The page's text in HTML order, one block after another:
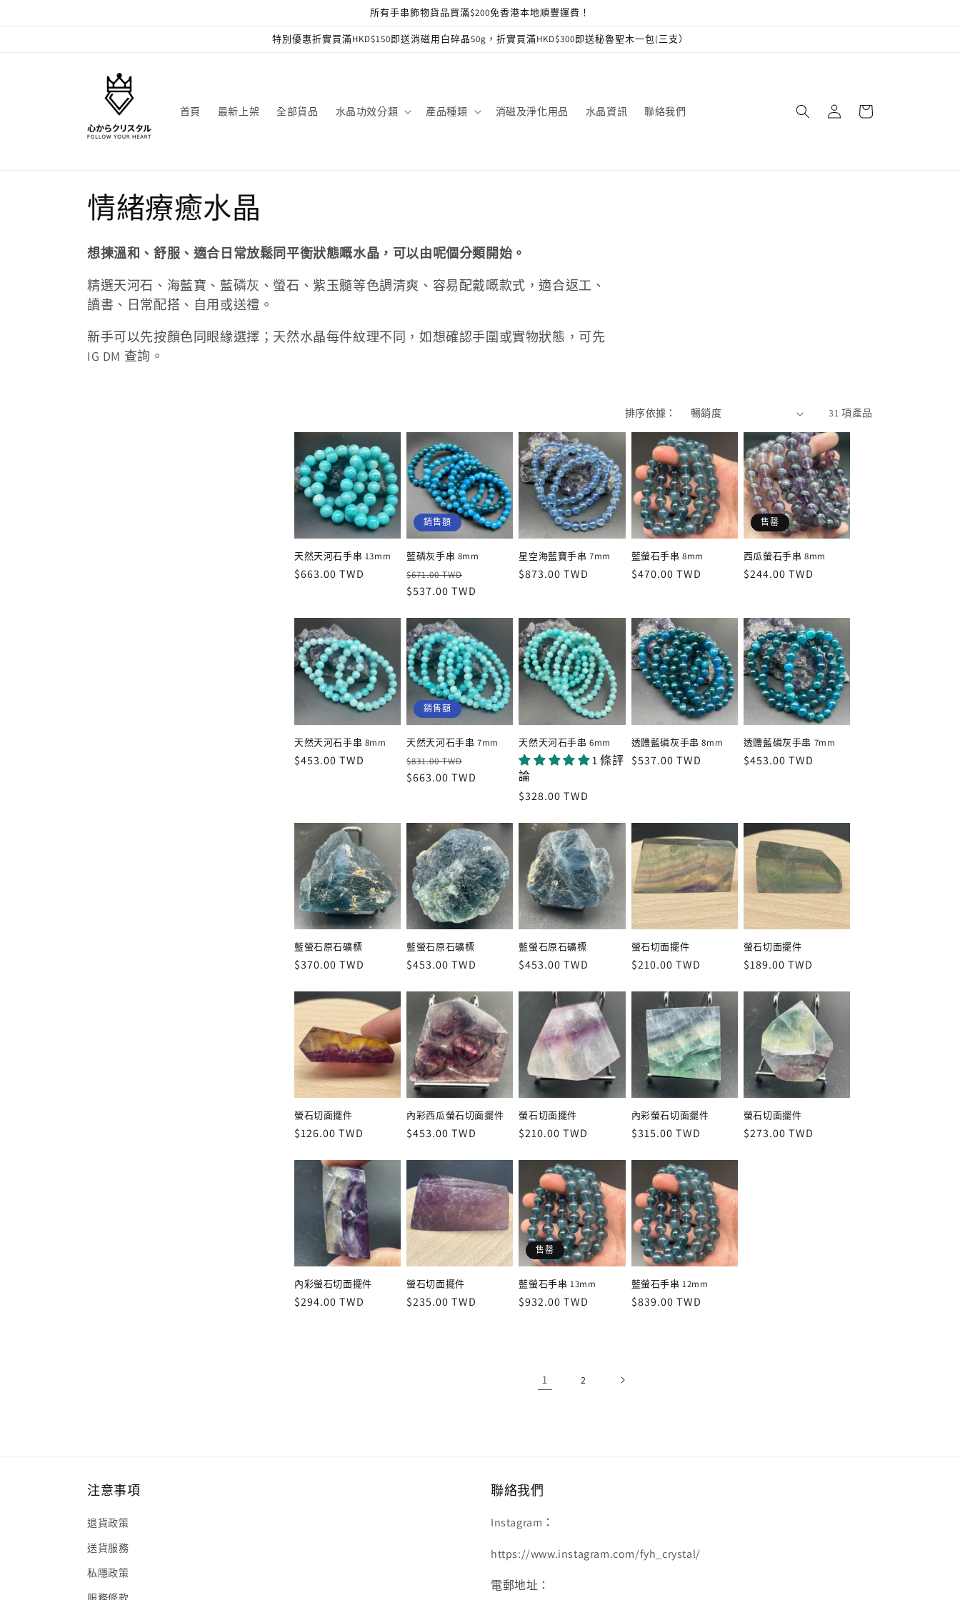
所有手串飾物貨品買滿$200免香港本地順豐運費！
特別優惠折實買滿HKD$150即送消磁用白碎晶50g，折實買滿HKD$300即送秘魯聖木一包(三支）
首頁 最新上架 全部貨品 水晶功效分類 產品種類 消磁及淨化用品 水晶資訊 聯絡我們
登
入
物
商
品
系
列
:
情緒療癒水晶
想揀溫和、舒服、適合日常放鬆同平衡狀態嘅水晶，可以由呢個分類開始。
精選天河石、海藍寶、藍磷灰、螢石、紫玉髓等色調清爽、容易配戴嘅款式，適合返工、
讀書、日常配搭、自用或送禮。
新手可以先按顏色同眼緣選擇；天然水晶每件紋理不同，如想確認手圍或實物狀態，可先
IG DM 查詢。
排序依據： 31 項產品
天然天河石手串 13mm
定
$663.00 TWD
銷售額
藍磷灰手串 8mm
定
價
$671.00 TWD
價
$537.00 TWD
星空海藍寶手串 7mm
定
$873.00 TWD
藍螢石手串 8mm
定
$470.00 TWD
售罄
西瓜螢石手串 8mm
定
$244.00 TWD
天然天河石手串 8mm
定
$453.00 TWD
銷售額
天然天河石手串 7mm
定
價
$831.00 TWD
價
$663.00 TWD
天然天河石手串 6mm
1 條評
論
定
$328.00 TWD
透體藍磷灰手串 8mm
定
$537.00 TWD
透體藍磷灰手串 7mm
定
$453.00 TWD
藍螢石原石礦標
定
$370.00 TWD
藍螢石原石礦標
定
$453.00 TWD
藍螢石原石礦標
定
$453.00 TWD
螢石切面擺件
定
$210.00 TWD
螢石切面擺件
定
$189.00 TWD
螢石切面擺件
定
$126.00 TWD
內彩西瓜螢石切面擺件
定
$453.00 TWD
螢石切面擺件
定
$210.00 TWD
內彩螢石切面擺件
定
$315.00 TWD
螢石切面擺件
定
$273.00 TWD
內彩螢石切面擺件
定
$294.00 TWD
螢石切面擺件
定
$235.00 TWD
售罄
藍螢石手串 13mm
定
$932.00 TWD
藍螢石手串 12mm
定
$839.00 TWD
1 2
注意事項
退貨政策
送貨服務
私隱政策
聯絡我們
Instagram：
https://www.instagram.com/fyh_crystal/
電郵地址：